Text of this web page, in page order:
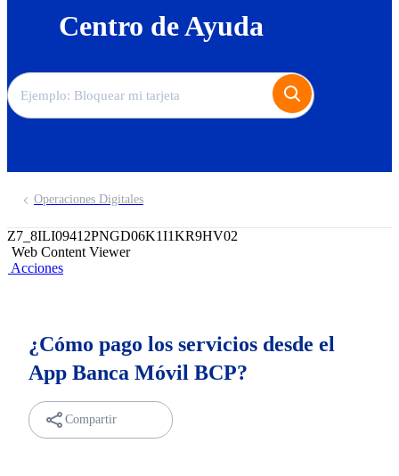
Centro de Ayuda
Operaciones Digitales
Z7_8ILI09412PNGD06K1I1KR9HV02
Web Content Viewer
Acciones
¿Cómo pago los servicios desde el
App Banca Móvil BCP?
Compartir